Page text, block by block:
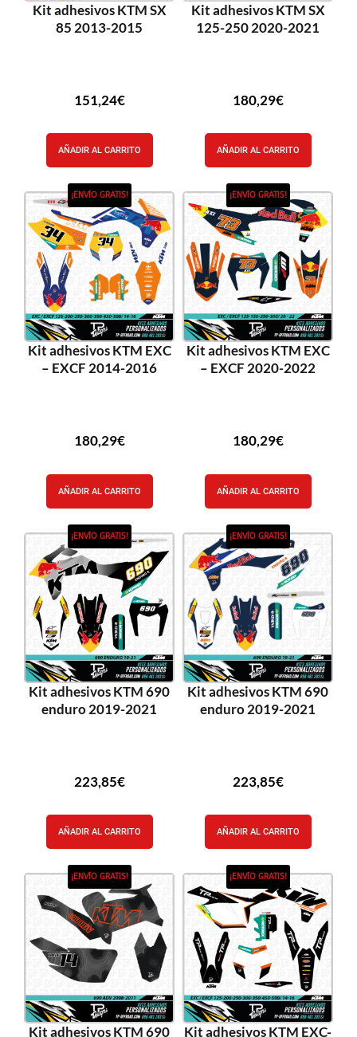
Kit adhesivos KTM SX
85 2013-2015
151,24€
AÑADIR AL CARRITO
Kit adhesivos KTM SX
125-250 2020-2021
180,29€
AÑADIR AL CARRITO
¡ENVÍO GRATIS!
Kit adhesivos KTM EXC
– EXCF 2014-2016
180,29€
AÑADIR AL CARRITO
¡ENVÍO GRATIS!
Kit adhesivos KTM EXC
– EXCF 2020-2022
180,29€
AÑADIR AL CARRITO
¡ENVÍO GRATIS!
Kit adhesivos KTM 690
enduro 2019-2021
223,85€
AÑADIR AL CARRITO
¡ENVÍO GRATIS!
Kit adhesivos KTM 690
enduro 2019-2021
223,85€
AÑADIR AL CARRITO
¡ENVÍO GRATIS!
Kit adhesivos KTM 690
¡ENVÍO GRATIS!
Kit adhesivos KTM EXC-